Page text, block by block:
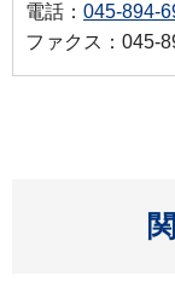
電話： 045-894-
ファクス：045-